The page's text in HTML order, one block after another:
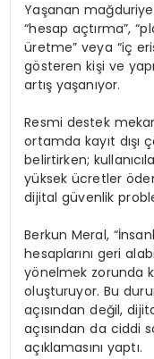
Yaşanan
“hesap açtırma”,
üretme” veya “iç
gösteren kişi ve
artış yaşanıyor.
Resmi destek
ortamda kayıt dışı
belirtirken;
yüksek ücretler
dijital güvenlik
Berkun Meral,
hesaplarını geri
yönelmek zorunda
oluşturuyor. Bu
açısından değil,
açısından da ciddi
açıklamasını yaptı.